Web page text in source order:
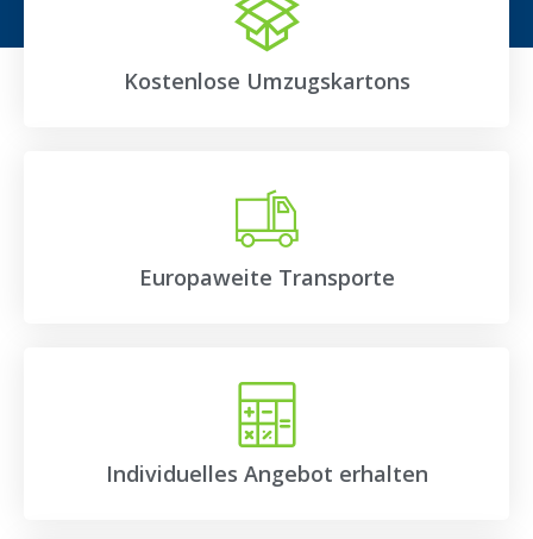
Kostenlose Umzugskartons
Europaweite Transporte
Individuelles Angebot erhalten